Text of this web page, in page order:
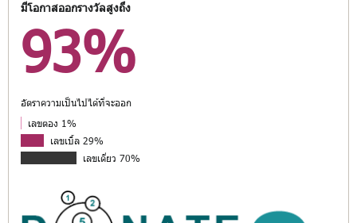
มีโอกาสออกรางวัลสูงถึง
93%
อัตราความเป็นไปได้ที่จะออก
เลขตอง 1%
เลขเบิ้ล 29%
เลขเดี่ยว 70%